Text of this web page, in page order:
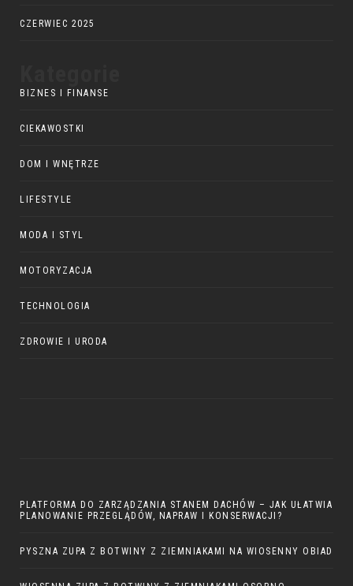
CZERWIEC 2025
BIZNES I FINANSE
CIEKAWOSTKI
DOM I WNĘTRZE
LIFESTYLE
MODA I STYL
MOTORYZACJA
TECHNOLOGIA
ZDROWIE I URODA
PLATFORMA DO ZARZĄDZANIA STANEM DACHÓW – JAK UŁATWIA
PLANOWANIE PRZEGLĄDÓW, NAPRAW I KONSERWACJI?
PYSZNA ZUPA Z BOTWINY Z ZIEMNIAKAMI NA WIOSENNY OBIAD